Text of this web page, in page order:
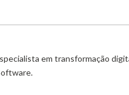
em transformação